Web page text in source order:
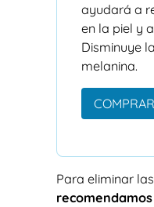
ayudará a
en la piel y
Disminuye
melanina.
Para eliminar